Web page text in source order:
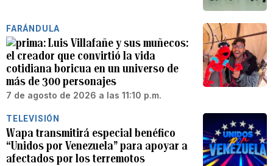
FARÁNDULA
Luis Villafañe y sus muñecos:
el creador que convirtió la vida
cotidiana boricua en un universo de
más de 300 personajes
7 de agosto de 2026 a las 11:10 p.m.
TELEVISIÓN
Wapa transmitirá especial benéfico
“Unidos por Venezuela” para apoyar a
afectados por los terremotos